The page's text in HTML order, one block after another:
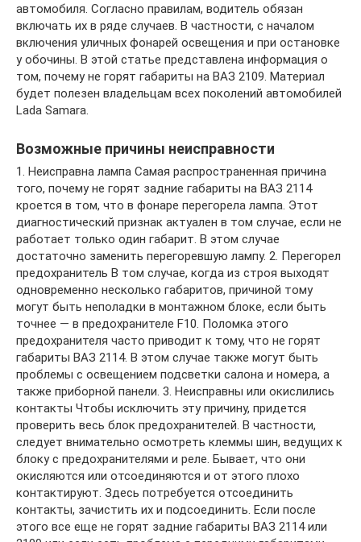
автомобиля. Согласно правилам, водитель обязан
включать их в ряде случаев. В частности, с началом
включения уличных фонарей освещения и при остановке
у обочины. В этой статье представлена информация о
том, почему не горят габариты на ВАЗ 2109. Материал
будет полезен владельцам всех поколений автомобилей
Lada Samara.
Возможные причины неисправности
1. Неисправна лампа Самая распространенная причина
того, почему не горят задние габариты на ВАЗ 2114
кроется в том, что в фонаре перегорела лампа. Этот
диагностический признак актуален в том случае, если не
работает только один габарит. В этом случае
достаточно заменить перегоревшую лампу. 2. Перегорел
предохранитель В том случае, когда из строя выходят
одновременно несколько габаритов, причиной тому
могут быть неполадки в монтажном блоке, если быть
точнее — в предохранителе F10. Поломка этого
предохранителя часто приводит к тому, что не горят
габариты ВАЗ 2114. В этом случае также могут быть
проблемы с освещением подсветки салона и номера, а
также приборной панели. 3. Неисправны или окислились
контакты Чтобы исключить эту причину, придется
проверить весь блок предохранителей. В частности,
следует внимательно осмотреть клеммы шин, ведущих к
блоку с предохранителями и реле. Бывает, что они
окисляются или отсоединяются и от этого плохо
контактируют. Здесь потребуется отсоединить
контакты, зачистить их и подсоединить. Если после
этого все еще не горят задние габариты ВАЗ 2114 или